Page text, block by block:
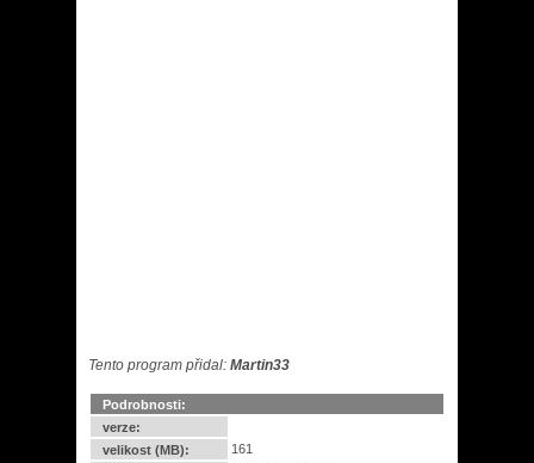
Tento program přidal: Martin33
Podrobnosti:
verze:
velikost (MB):
161